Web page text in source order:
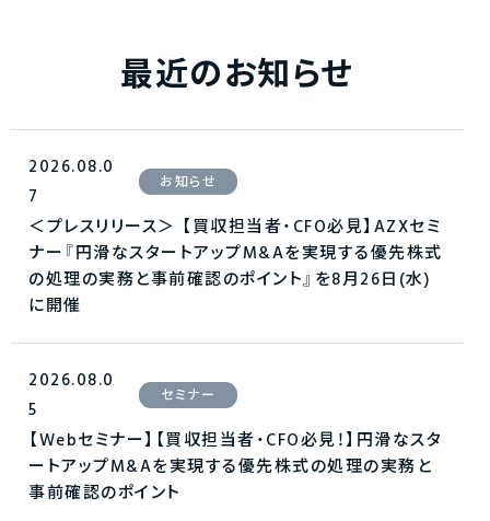
最近のお知らせ
2026.08.0
7
お知らせ
＜プレスリリース＞ 【買収担当者・CFO必見】AZXセミ
ナー『円滑なスタートアップM&Aを実現する優先株式
の処理の実務と事前確認のポイント』を8月26日(水)
に開催
2026.08.0
5
セミナー
【Webセミナー】【買収担当者・CFO必見！】円滑なスタ
ートアップM&Aを実現する優先株式の処理の実務と
事前確認のポイント